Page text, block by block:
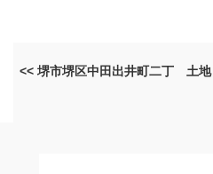
<< 堺市堺区中田出井町二丁 土地